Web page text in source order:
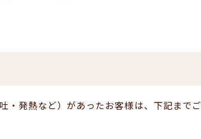
・発熱など）があったお客様は、下記までご